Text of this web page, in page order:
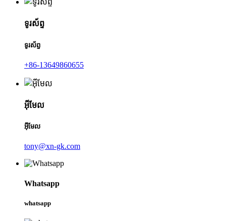
ទូរស័ព្ទ
ទូរស័ព្ទ
+86-13649860655
អ៊ីមែល
អ៊ីមែល
tony@xn-gk.com
Whatsapp
whatsapp